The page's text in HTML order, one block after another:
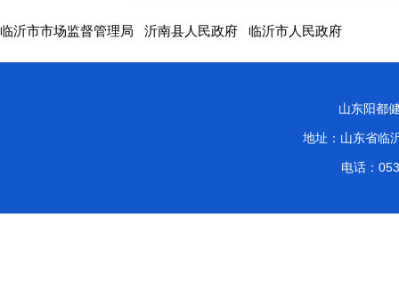
临沂市市场监督管理局 沂南县人民政府 临沂市人民政府
山东阳都
地址：山东省临
电话：